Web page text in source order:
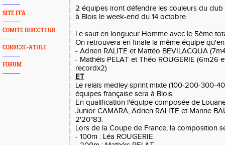
SITE FFA
COMITE DIRECTEUR
CORREZE-ATHLE
FORUM
2 équipes iront défendre les couleurs du
à Blois le week-end du 14 octobre.
Le saut en longueur Homme avec le 5ème
On retrouvera en finale la même équipe
- Adrien RALITE et Mattéo BEVILACQUA
- Mathéis PELAT et Théo ROUGERIE (6m26
recordx2)
ET
Le relais medley sprint mixte (100-200-300-
équipes française sera à Blois.
En qualification l'équipe composée de
Junior CAMARA, Adrien RALITE et Marine
2'20"83.
Lors de la Coupe de France, la composition
- 100m : Léa ROUGERIE